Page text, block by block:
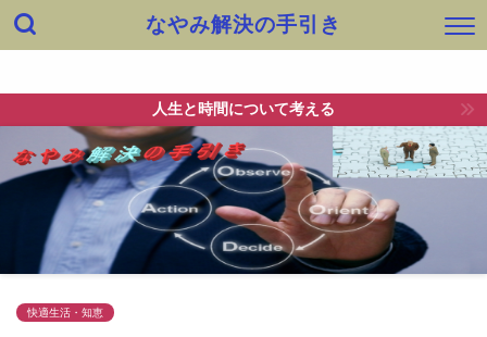
なやみ解決の手引き
人生と時間について考える
快適生活・知恵